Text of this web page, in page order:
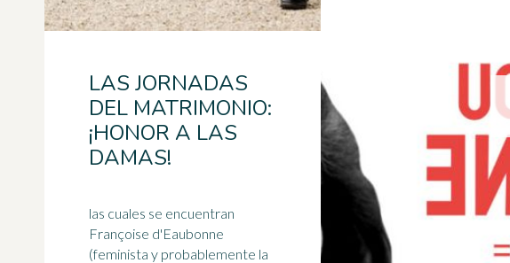
LAS JORNADAS
DEL MATRIMONIO:
¡HONOR A LAS
DAMAS!
las cuales se encuentran
Françoise d'Eaubonne
(feminista y probablemente la